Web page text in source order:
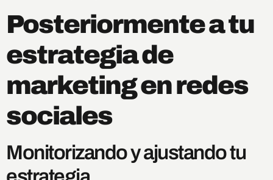
Posteriormente a tu
estrategia de
marketing en redes
sociales
Monitorizando y ajustando tu